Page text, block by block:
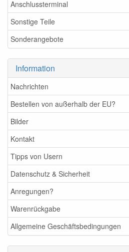
Anschlussterminal
Sonstige Teile
Sonderangebote
Information
Nachrichten
Bestellen von außerhalb der EU?
Bilder
Kontakt
Tipps von Usern
Datenschutz & Sicherheit
Anregungen?
Warenrückgabe
Allgemeine Geschäftsbedingungen